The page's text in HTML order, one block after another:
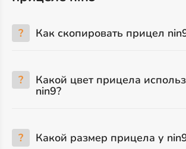
? Как скопировать прицел
? Какой цвет прицела
nin9?
? Какой размер прицела у